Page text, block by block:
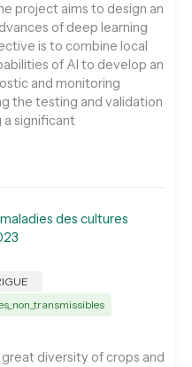
project aims to design an
of deep learning
is to combine local
of AI to develop an
and monitoring
the testing and validation
a significant
des cultures
diversity of crops and